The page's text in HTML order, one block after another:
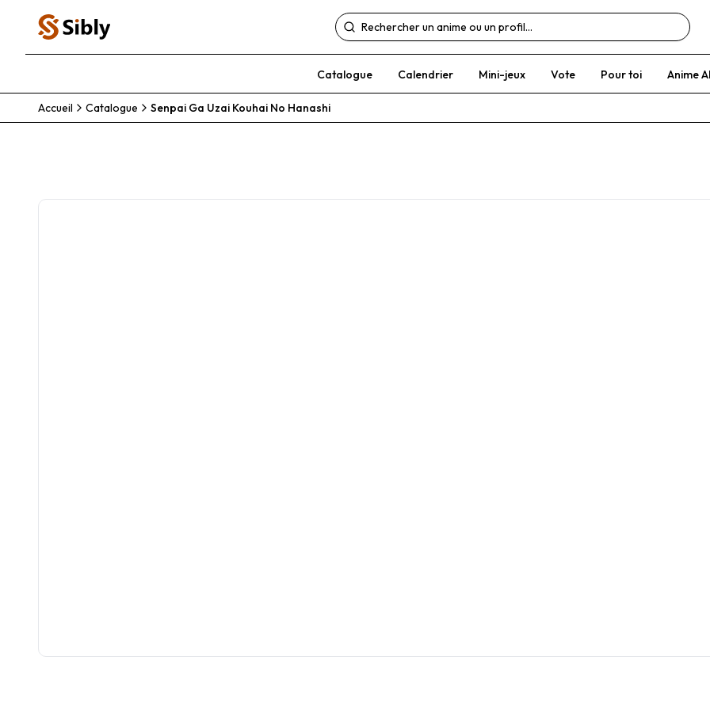
Catalogue Calendrier Mini-jeux Vote Pour toi Anime
Accueil Catalogue Senpai Ga Uzai Kouhai No Hanashi